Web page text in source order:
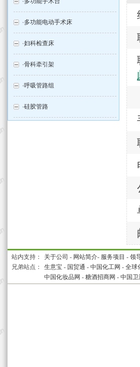
·多功能电动手术床
·妇科检查床
·骨科牵引架
·呼吸管路组
·硅胶管路
站内支持： 关于公司 - 网站简介- 服务项目 - 领
兄弟站点：
生意宝 - 国贸通 - 中国化工网 - 全球
中国化妆品网 - 糖酒招商网 - 中国卫